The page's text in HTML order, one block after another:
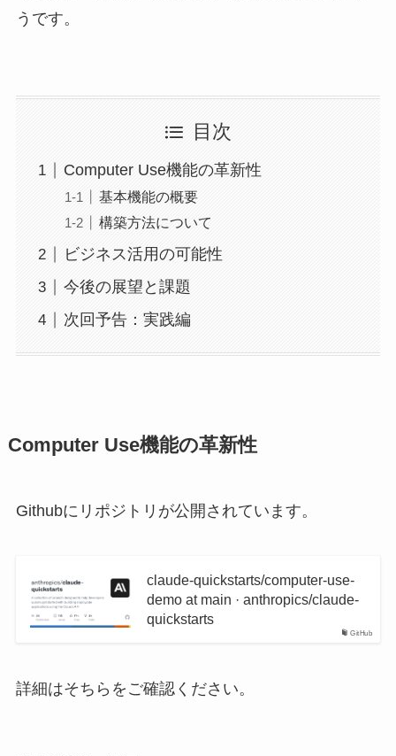
うです。
目次
Computer Use機能の革新性
基本機能の概要
構築方法について
ビジネス活用の可能性
今後の展望と課題
次回予告：実践編
Computer Use機能の革新性
Githubにリポジトリが公開されています。
GitHub
claude-quickstarts/computer-use-
demo at main · anthropics/claude-
quickstarts
詳細はそちらをご確認ください。